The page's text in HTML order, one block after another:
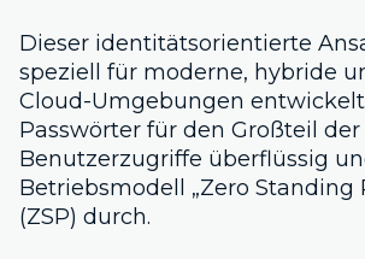
Dieser identitätsorientierte
speziell für moderne, hybride
Cloud-Umgebungen
Passwörter für den Großteil der
Benutzerzugriffe überflüssig
Betriebsmodell „Zero Standing
(ZSP) durch.